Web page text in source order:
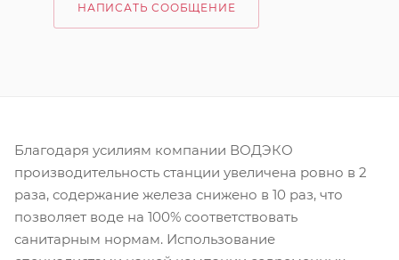
НАПИСАТЬ СООБЩЕНИЕ
Благодаря усилиям компании ВОДЭКО
производительность станции увеличена ровно в 2
раза, содержание железа снижено в 10 раз, что
позволяет воде на 100% соответствовать
санитарным нормам. Использование